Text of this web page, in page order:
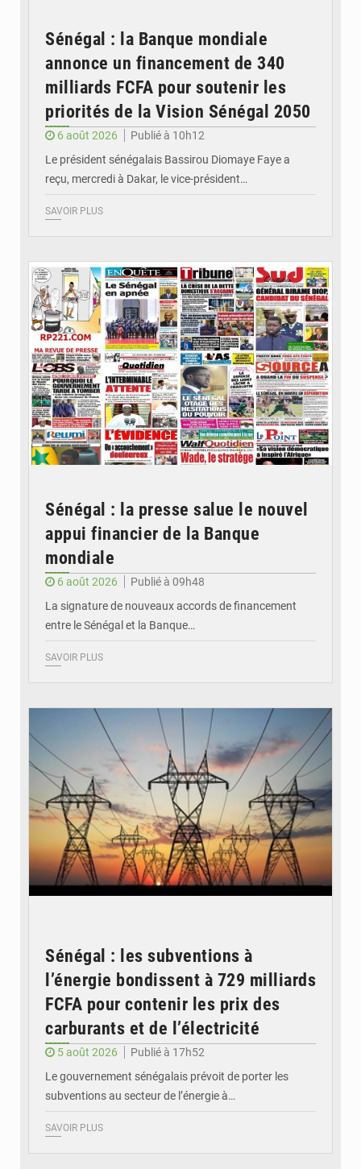
Sénégal : la Banque mondiale
annonce un financement de 340
milliards FCFA pour soutenir les
priorités de la Vision Sénégal 2050
6 août 2026
Publié à 10h12
Le président sénégalais Bassirou Diomaye Faye a
reçu, mercredi à Dakar, le vice-président…
SAVOIR PLUS
Sénégal : la presse salue le nouvel
appui financier de la Banque
mondiale
6 août 2026
Publié à 09h48
La signature de nouveaux accords de financement
entre le Sénégal et la Banque…
SAVOIR PLUS
Sénégal : les subventions à
l’énergie bondissent à 729 milliards
FCFA pour contenir les prix des
carburants et de l’électricité
5 août 2026
Publié à 17h52
Le gouvernement sénégalais prévoit de porter les
subventions au secteur de l’énergie à…
SAVOIR PLUS